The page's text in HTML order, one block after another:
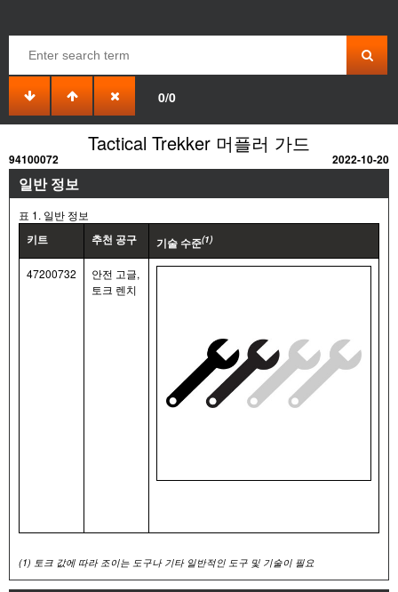
0/0
Tactical Trekker 머플러 가드
94100072 2022-10-20
일반 정보
표 1. 일반 정보
키트 추천 공구 기술 수준(1)
47200732
안전 고글,
토크 렌치
(1) 토크 값에 따라 조이는 도구나 기타 일반적인 도구 및 기술이 필요